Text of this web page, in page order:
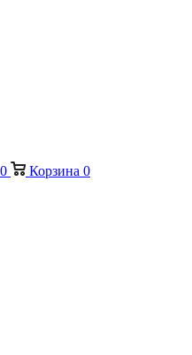
0 Корзина 0